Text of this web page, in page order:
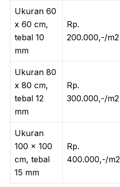
Ukuran 60
x 60 cm,
tebal 10
mm
Rp.
200.000,-/m2
Ukuran 80
x 80 cm,
tebal 12
mm
Rp.
300.000,-/m2
Ukuran
100 x 100
cm, tebal
15 mm
Rp.
400.000,-/m2